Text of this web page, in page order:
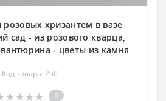
розовых хризантем в вазе
сад - из розового кварца,
- цветы из камня
Код товара: 250
0